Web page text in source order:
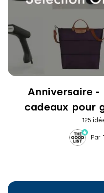
Anniversaire -
cadeaux pour
125
Par